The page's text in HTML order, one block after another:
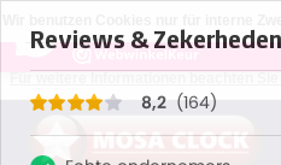
8,2
Ist das in Ordnung?